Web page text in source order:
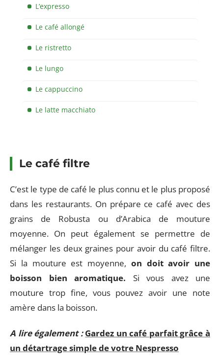
L’expresso
Le café allongé
Le ristretto
Le lungo
Le cappuccino
Le latte macchiato
Le café filtre
C’est le type de café le plus connu et le plus proposé
dans les restaurants. On prépare ce café avec des
grains de Robusta ou d’Arabica de mouture
moyenne. On peut également se permettre de
mélanger les deux graines pour avoir du café filtre.
Si la mouture est moyenne, on doit avoir une
boisson bien aromatique. Si vous avez une
mouture trop fine, vous pouvez avoir une note
amère dans la boisson.
A lire également : Gardez un café parfait grâce à
un détartrage simple de votre Nespresso